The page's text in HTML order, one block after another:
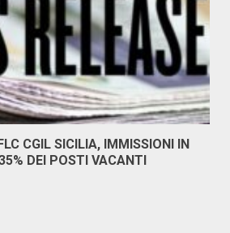
CGIL SICILIA, IMMISSIONI IN
DEI POSTI VACANTI